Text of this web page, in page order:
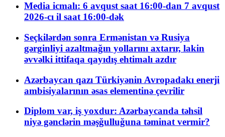
Media icmalı: 6 avqust saat 16:00-dan 7 avqust
2026-cı il saat 16:00-dək
Seçkilərdən sonra Ermənistan və Rusiya
gərginliyi azaltmağın yollarını axtarır, lakin
əvvəlki ittifaqa qayıdış ehtimalı azdır
Azərbaycan qazı Türkiyənin Avropadakı enerji
ambisiyalarının əsas elementinə çevrilir
Diplom var, iş yoxdur: Azərbaycanda təhsil
niyə gənclərin məşğulluğuna təminat vermir?